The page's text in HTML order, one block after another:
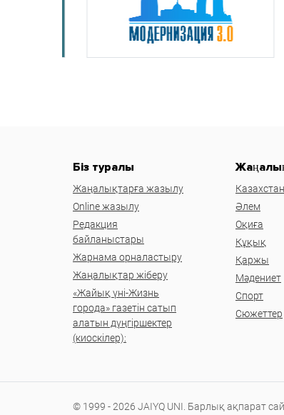
Біз туралы
Жаңалықтарға жазылу
Online жазылу
Редакция
байланыстары
Жарнама орналастыру
Жаңалықтар жіберу
«Жайық үні-Жизнь
города» газетін сатып
алатын дүңгіршектер
(киоскілер):
Казахстан
Әлем
Оқиға
Құқық
Қаржы
Мәдениет
Спорт
Сюжеттер
© 1999 - 2026 JAIYQ UNI. Барлық ақпарат